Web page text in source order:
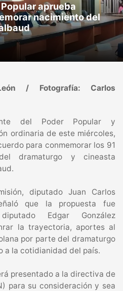
aprueba
nacimiento del
/ Fotografía: Carlos
del Poder Popular y
ordinaria de este miércoles,
para conmemorar los 91
dramaturgo y cineasta
diputado Juan Carlos
que la propuesta fue
Edgar González
la trayectoria, aportes al
por parte del dramaturgo
a la cotidianidad del país.
presentado a la directiva de
para su consideración y sea